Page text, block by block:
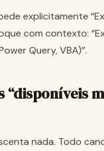
explicitamente
com contexto:
Query, VBA)”.
“disponíveis
nada. Todo